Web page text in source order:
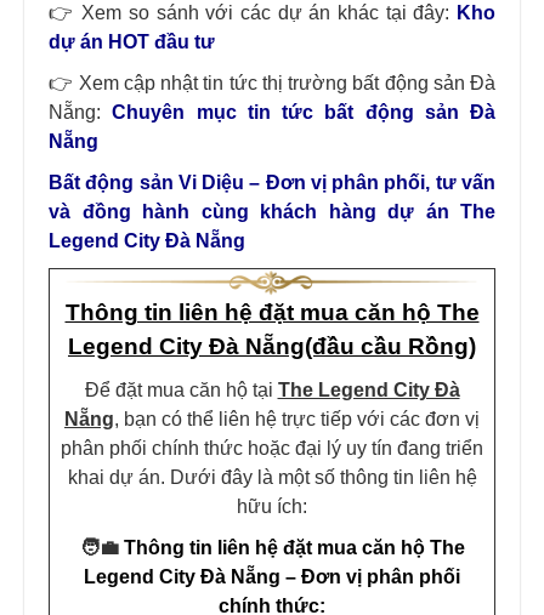
👉 Xem so sánh với các dự án khác tại đây: Kho
dự án HOT đầu tư
👉 Xem cập nhật tin tức thị trường bất động sản Đà
Nẵng:Chuyên mục tin tức bất động sản Đà
Nẵng
Bất động sản Vi Diệu – Đơn vị phân phối, tư vấn
và đồng hành cùng khách hàng dự án The
Legend City Đà Nẵng
Thông tin liên hệ đặt mua căn hộ The
Legend City Đà Nẵng(đầu cầu Rồng)
Để đặt mua căn hộ tại The Legend City Đà
Nẵng, bạn có thể liên hệ trực tiếp với các đơn vị
phân phối chính thức hoặc đại lý uy tín đang triển
khai dự án. Dưới đây là một số thông tin liên hệ
hữu ích:​
🧑‍💼 Thông tin liên hệ đặt mua căn hộ The
Legend City Đà Nẵng – Đơn vị phân phối
chính thức: